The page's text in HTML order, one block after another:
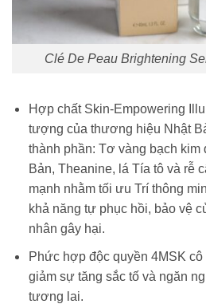
Clé De Peau Brightening
Hợp chất Skin-Empowering
tượng của thương hiệu Nhật
thành phần: Tơ vàng bạch kim
Bản, Theanine, lá Tía tô và rễ
mạnh nhằm tối ưu Trí thông
khả năng tự phục hồi, bảo vệ
nhân gây hại.
Phức hợp độc quyền 4MSK
giảm sự tăng sắc tố và ngăn
tương lai.